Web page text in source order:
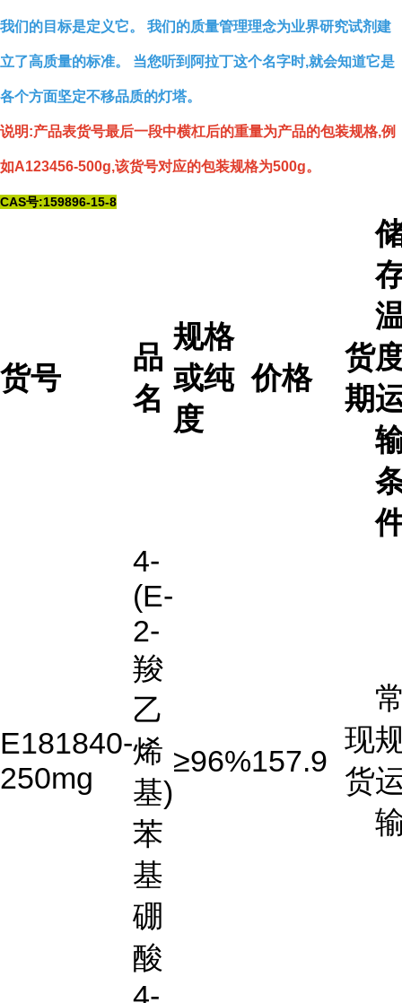
我们的目标是定义它。 我们的质量管理理念为业界研究试剂建
立了高质量的标准。 当您听到阿拉丁这个名字时,就会知道它是
各个方面坚定不移品质的灯塔。
说明:产品表货号最后一段中横杠后的重量为产品的包装规格,例
如A123456-500g,该货号对应的包装规格为500g。
CAS号:159896-15-8
货号
品
名
规格
或纯
度
价格
货
期
E181840-
250mg
4-
(E-
2-
羧
乙
烯
基)
苯
基
硼
酸
≥96%157.9
现
货
4-